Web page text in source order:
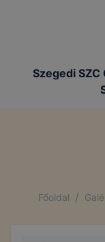
Szegedi
Főoldal /